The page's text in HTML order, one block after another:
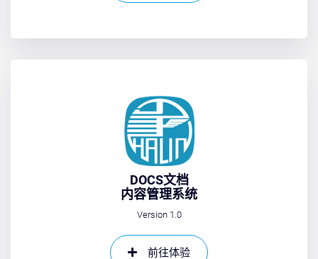
DOCS文档
内容管理系统
Version 1.0
前往体验